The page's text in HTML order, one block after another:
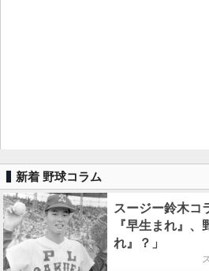
新着 野球コラム
スージー鈴木コ
『早生まれ』、
れ』？」